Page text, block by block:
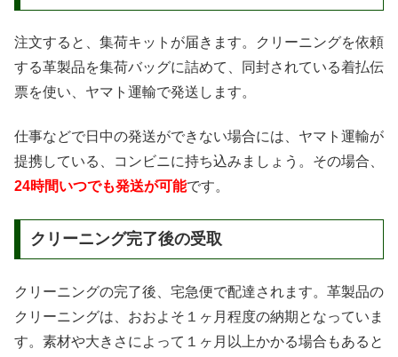
注文すると、集荷キットが届きます。クリーニングを依頼
する革製品を集荷バッグに詰めて、同封されている着払伝
票を使い、ヤマト運輸で発送します。
仕事などで日中の発送ができない場合には、ヤマト運輸が
提携している、コンビニに持ち込みましょう。その場合、
24時間いつでも発送が可能です。
クリーニング完了後の受取
クリーニングの完了後、宅急便で配達されます。革製品の
クリーニングは、おおよそ１ヶ月程度の納期となっていま
す。素材や大きさによって１ヶ月以上かかる場合もあると